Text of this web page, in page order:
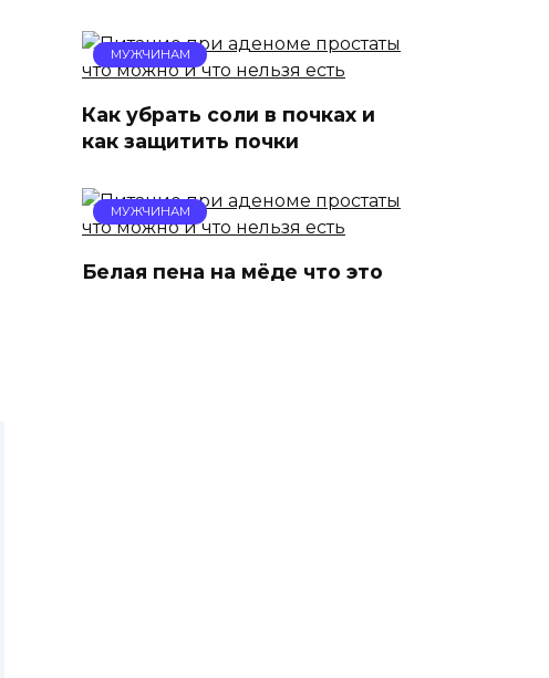
МУЖЧИНАМ
Как убрать соли в почках и
как защитить почки
МУЖЧИНАМ
Белая пена на мёде что это